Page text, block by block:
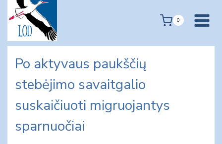
content
0
Po aktyvaus paukščių
stebėjimo savaitgalio
suskaičiuoti migruojantys
sparnuočiai